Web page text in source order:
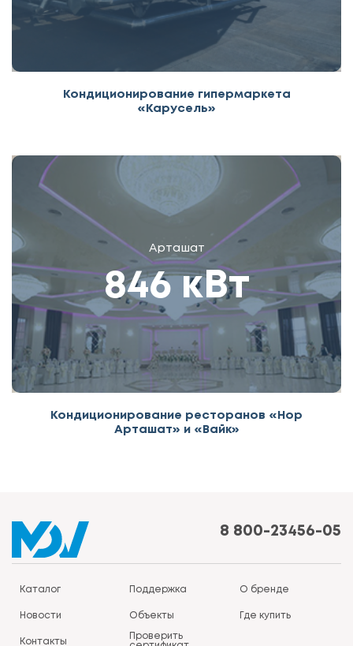
Кондиционирование гипермаркета
«Карусель»
Арташат
846 кВт
Кондиционирование ресторанов «Нор
Арташат» и «Вайк»
8 800-23456-05
Каталог Поддержка О бренде
Новости Объекты Где купить
Контакты
Проверить